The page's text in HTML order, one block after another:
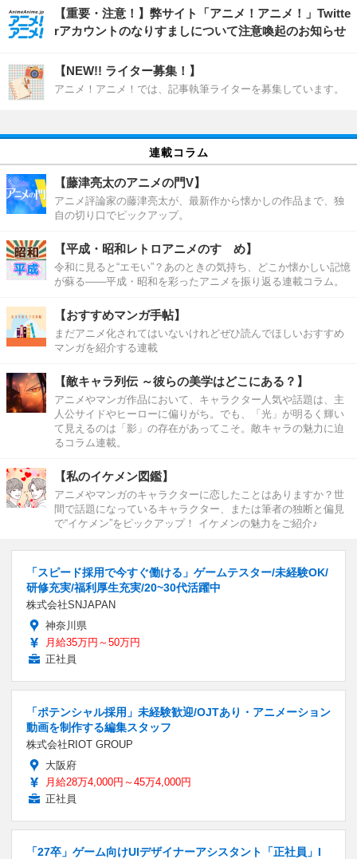
【重要・注意！】弊サイト「アニメ！アニメ！」Twitte
rアカウントのなりすましについて注意喚起のお知らせ
【NEW!! ライター募集！】
アニメ！アニメ！では、記事執筆ライターを募集しています。
連載コラム
【藤津亮太のアニメの門V】
アニメ評論家の藤津亮太が、最新作から懐かしの作品まで、独
自の切り口でピックアップ。
【平成・昭和レトロアニメのすゝめ】
令和に見ると“エモい”？あのときの気持ち、どこか懐かしい記憶
が蘇る――平成・昭和を彩ったアニメを振り返る連載コラム。
【おすすめマンガ手帖】
まだアニメ化されてはいないけれどぜひ読んでほしいおすすめ
マンガを紹介する連載
【敵キャラ列伝 ～彼らの美学はどこにある？】
アニメやマンガ作品において、キャラクター人気や話題は、主
人公サイドやヒーローに偏りがち。でも、「光」が明るく輝い
て見えるのは「影」の存在があってこそ。敵キャラの魅力に迫
るコラム連載。
【私のイケメン図鑑】
アニメやマンガのキャラクターに恋したことはありますか？世
間で話題になっているキャラクター、または筆者の独断と偏見
で“イケメン”をピックアップ！ イケメンの魅力をご紹介♪
「スピード採用で今すぐ働ける」ゲームテスター/未経験OK/
研修充実/福利厚生充実/20~30代活躍中
株式会社SNJAPAN
神奈川県
月給35万円～50万円
正社員
「ポテンシャル採用」未経験歓迎/OJTあり・アニメーション
動画を制作する編集スタッフ
株式会社RIOT GROUP
大阪府
月給28万4,000円～45万4,000円
正社員
「27卒」ゲーム向けUIデザイナーアシスタント「正社員」I